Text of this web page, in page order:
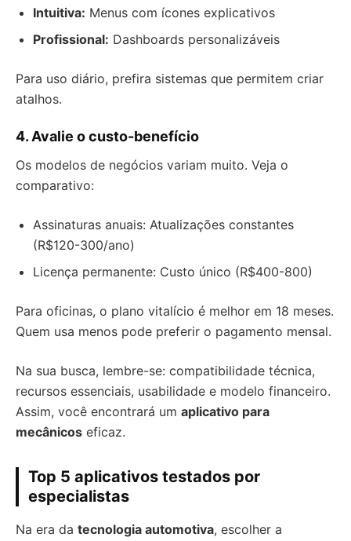
Intuitiva: Menus com ícones explicativos
Profissional: Dashboards personalizáveis
Para uso diário, prefira sistemas que permitem criar
atalhos.
4. Avalie o custo-benefício
Os modelos de negócios variam muito. Veja o
comparativo:
Assinaturas anuais: Atualizações constantes
(R$120-300/ano)
Licença permanente: Custo único (R$400-800)
Para oficinas, o plano vitalício é melhor em 18 meses.
Quem usa menos pode preferir o pagamento mensal.
Na sua busca, lembre-se: compatibilidade técnica,
recursos essenciais, usabilidade e modelo financeiro.
Assim, você encontrará um aplicativo para
mecânicos eficaz.
Top 5 aplicativos testados por
especialistas
Na era da tecnologia automotiva, escolher a